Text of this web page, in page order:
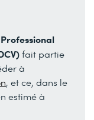
fait partie
à
, et ce, dans le
estimé à